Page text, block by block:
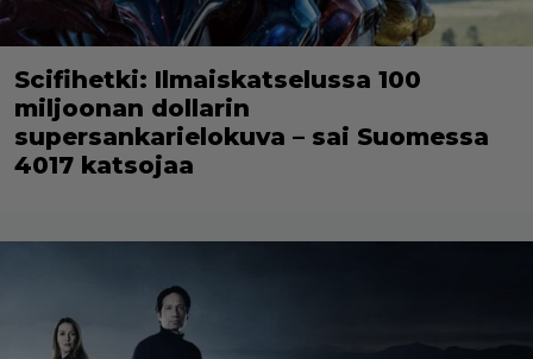
Scifihetki: Ilmaiskatselussa 100
miljoonan dollarin
supersankarielokuva – sai Suomessa
4017 katsojaa